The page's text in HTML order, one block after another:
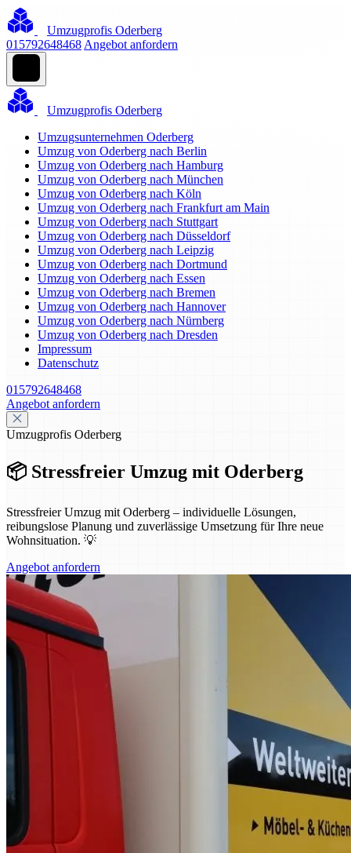
Umzugprofis Oderberg
015792648468 Angebot anfordern
Umzugprofis Oderberg
Umzugsunternehmen Oderberg
Umzug von Oderberg nach Berlin
Umzug von Oderberg nach Hamburg
Umzug von Oderberg nach München
Umzug von Oderberg nach Köln
Umzug von Oderberg nach Frankfurt am Main
Umzug von Oderberg nach Stuttgart
Umzug von Oderberg nach Düsseldorf
Umzug von Oderberg nach Leipzig
Umzug von Oderberg nach Dortmund
Umzug von Oderberg nach Essen
Umzug von Oderberg nach Bremen
Umzug von Oderberg nach Hannover
Umzug von Oderberg nach Nürnberg
Umzug von Oderberg nach Dresden
Impressum
Datenschutz
015792648468
Angebot anfordern
Umzugprofis Oderberg
📦 Stressfreier Umzug mit Oderberg
Stressfreier Umzug mit Oderberg – individuelle Lösungen,
reibungslose Planung und zuverlässige Umsetzung für Ihre neue
Wohnsituation. 💡
Angebot anfordern